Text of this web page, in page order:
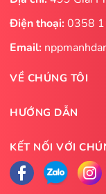
Điện thoại:0358
Email:
VỀ CHÚNG TÔI
HƯỚNG DẪN
KẾT NỐI VỚI